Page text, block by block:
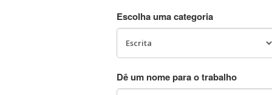
Escolha uma categoria
Dê um nome para o trabalho